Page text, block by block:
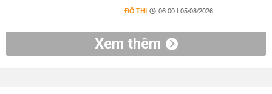
ĐÔ THỊ 06:00 | 05/08/2026
Xem thêm